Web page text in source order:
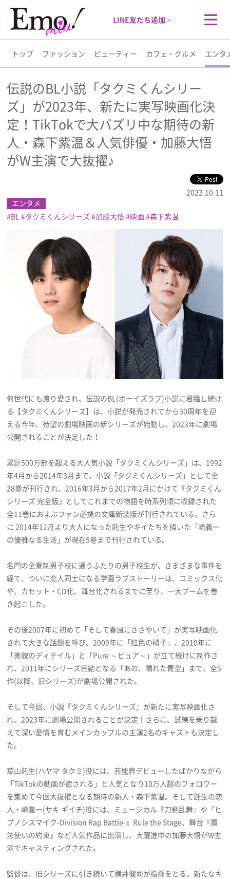
LINE友だち追加 >
トップ ファッション ビューティー カフェ・グルメ エンタ
トップ
ファッション
ビューティー
カフェ・グルメ
エンタメ
ライフスタイル
プレゼント
インタビュー
フィルム
Emo!miuとは？
プライバシーポリシー
利用規約
お問い合わせ
伝説のBL小説「タクミくんシリー
ズ」が2023年、新たに実写映画化決
定！TikTokで大バズリ中な期待の新
人・森下紫温＆人気俳優・加藤大悟
がW主演で大抜擢♪
2022.10.11
エンタメ
BL
タクミくんシリーズ 加藤大悟 映画 森下紫温
何世代にも渡り愛され、伝説のBL(ボーイズラブ)小説に君臨し続け
る【タクミくんシリーズ】は、小説が発売されてから30周年を迎
える今年、待望の劇場映画の新シリーズが始動し、2023年に劇場
公開されることが決定した！
累計500万部を超える大人気小説「タクミくんシリーズ」は、1992
年4月から2014年3月まで、小説「タクミくんシリーズ」として全
28巻が刊行され、2016年3月から2017年2月にかけて『タクミくん
シリーズ 完全版』としてこれまでの物語を時系列順に収録された
全11巻におよぶファン必携の文庫新装版が刊行されている。さら
に 2014年12月より大人になった託生やギイたちを描いた「崎義一
の優雅なる生活」が現在5巻まで刊行されている。
名門の全寮制男子校に通うふたりの男子校生が、さまざまな事件を
経て、ついに恋人同士になる学園ラブストーリーは、コミックス化
や、カセット・CD化、舞台化されるまでに至り、一大ブームを巻
き起こした。
その後2007年に初めて「そして春風にささやいて」が実写映画化
されて大きな話題を呼び、2009年に「虹色の硝子」、2010年に
「美貌のディテイル」と「Pure ～ピュア～」が立て続けに制作さ
れ、2011年にシリーズ完結となる「あの、晴れた青空」まで、全5
作(以降、旧シリーズ)が劇場公開された。
そして今回、小説『タクミくんシリーズ』が新たに実写映画化さ
れ、2023年に劇場公開されることが決定！さらに、試練を乗り越
えて深い愛情を育むメインカップルの主演2名のキャストも決定し
た。
葉山託生(ハヤマ タクミ)役には、芸能界デビューしたばかりながら
「TikTokの動画が癒される」と人気となり10万人超のフォロワー
を集めて今回大抜擢となる期待の新人・森下紫温。そして託生の恋
人・崎義一(サキ ギイチ)役には、ミュージカル『刀剣乱舞』や『ヒ
プノシスマイク-Division Rap Battle-』Rule the Stage、舞台『魔
法使いの約束』など人気作品に出演し、大躍進中の加藤大悟がW主
演でキャスティングされた。
監督は、旧シリーズに引き続いて横井健司が指揮をとる。新たなキ